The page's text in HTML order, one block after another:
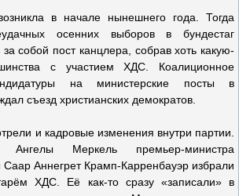
в начале нынешнего года. Тогда
осенних выборов в бундестаг
за собой пост канцлера, собрав хоть какую-
с участием ХДС. Коалиционное
на министерские посты в
съезд христианских демократов.
и кадровые изменения внутри партии.
Меркель премьер-министра
Саар Аннегрет Крамп-Карренбауэр избрали
ХДС. Её как-то сразу «записали» в